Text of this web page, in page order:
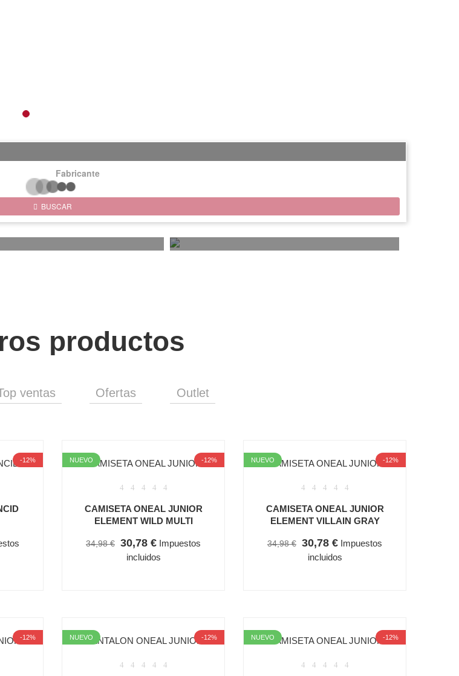
Fabricante
BUSCAR
productos
ventas Ofertas Outlet
-12% -12%
NUEVO
CAMISETA ONEAL JUNIOR
ELEMENT WILD MULTI
34,98 € 30,78 € Impuestos
incluidos
-12%
NUEVO
CAMISETA ONEAL JUNIOR
ELEMENT VILLAIN GRAY
34,98 € 30,78 € Impuestos
incluidos
-12% -12%
NUEVO -12%
NUEVO